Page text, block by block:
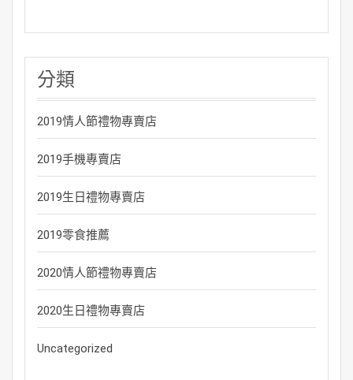
分類
2019情人節禮物專賣店
2019手機專賣店
2019生日禮物專賣店
2019零食推薦
2020情人節禮物專賣店
2020生日禮物專賣店
Uncategorized